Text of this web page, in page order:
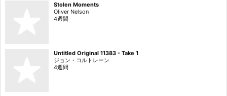
Stolen Moments
Oliver Nelson
4週間
Untitled Original 11383 - Take 1
ジョン・コルトレーン
4週間